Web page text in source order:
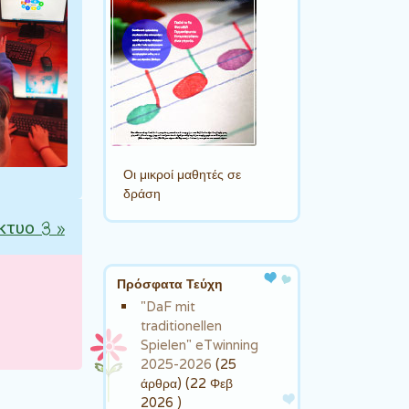
3»
Οι μικροί μαθητές σε
δράση
Πρόσφατα Τεύχη
"DaF mit
traditionellen
Spielen" eTwinning
2025-2026 (25
άρθρα) (22 Φεβ
2026 )